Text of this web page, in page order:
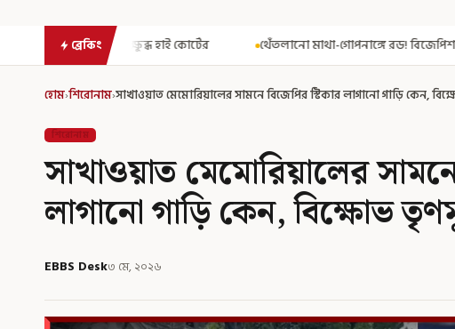
ব্রেকিং থেঁতলানো মাথা-গোপনাঙ্গে রড! বিজেপিশাসিত অসমে নাবালিকার নৃশংস
হোম›শিরোনাম›সাখাওয়াত মেমোরিয়ালের সামনে বিজেপির স্টিকার লাগানো গাড়ি কেন,
শিরোনাম
সাখাওয়াত মেমোরিয়ালের
লাগানো গাড়ি কেন, বিক্ষোভ
EBBS Desk৩ মে, ২০২৬